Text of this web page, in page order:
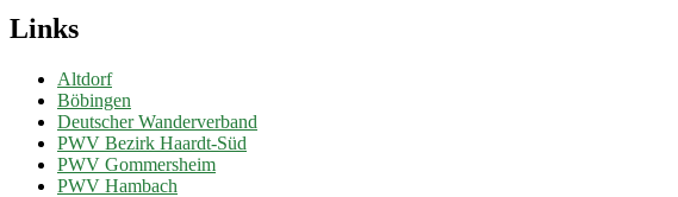
Links
Altdorf
Böbingen
Deutscher Wanderverband
PWV Bezirk Haardt-Süd
PWV Gommersheim
PWV Hambach